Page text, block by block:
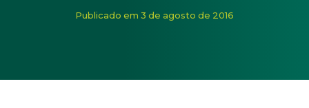
Noticias ASSEMBLEIA DA CERBRANORTE É
Publicado em 3 de agosto de 2016